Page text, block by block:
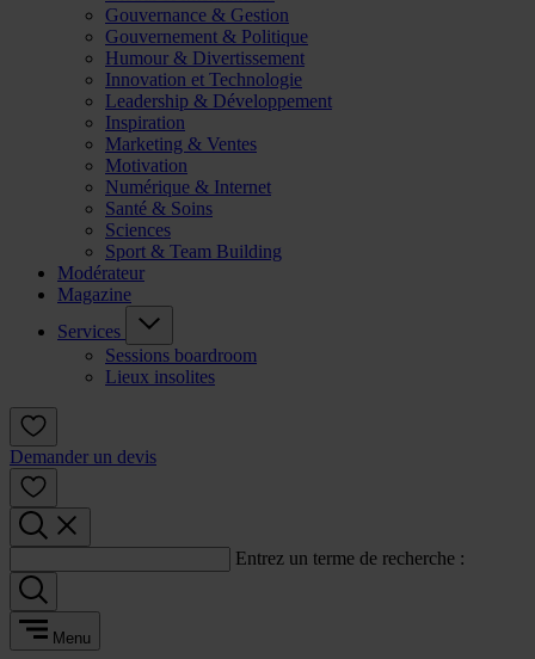
Gouvernance & Gestion
Gouvernement & Politique
Humour & Divertissement
Innovation et Technologie
Leadership & Développement
Inspiration
Marketing & Ventes
Motivation
Numérique & Internet
Santé & Soins
Sciences
Sport & Team Building
Modérateur
Magazine
Services
Sessions boardroom
Lieux insolites
Demander un devis
Entrez un terme de recherche :
Menu